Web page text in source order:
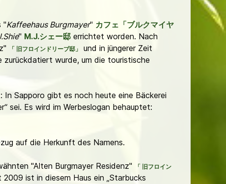
"Kaffeehaus Burgmayer" カフェ「ブルクマイヤ
" M.J.シェー邸 errichtet worden. Nach
「 旧フロインドリーブ邸」
und in jüngerer Zeit
zurückdatiert wurde, um die touristische
In Sapporo gibt es noch heute eine Bäckerei
sei. Es wird im Werbeslogan behauptet:
auf die Herkunft des Namens.
"Alten Burgmayer Residenz" 「 旧フロイン
2009 ist in diesem Haus ein „Starbucks